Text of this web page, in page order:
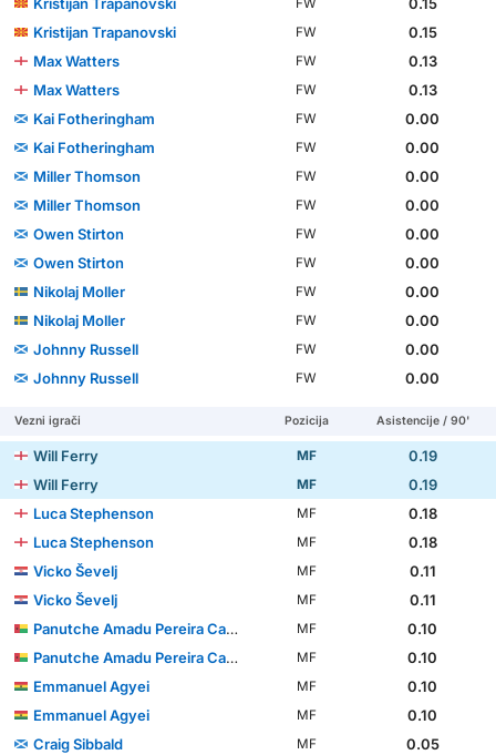
Kristijan Trapanovski
FW
0.15
Kristijan Trapanovski
FW
0.15
Max Watters
FW
0.13
Max Watters
FW
0.13
Kai Fotheringham
FW
0.00
Kai Fotheringham
FW
0.00
Miller Thomson
FW
0.00
Miller Thomson
FW
0.00
Owen Stirton
FW
0.00
Owen Stirton
FW
0.00
Nikolaj Moller
FW
0.00
Nikolaj Moller
FW
0.00
Johnny Russell
FW
0.00
Johnny Russell
FW 0.00
Vezni igrači Pozicija Asistencije / 90'
Will Ferry MF
0.19
Will Ferry
MF
0.19
Luca Stephenson
MF
0.18
Luca Stephenson
MF
0.18
Vicko Ševelj
MF
0.11
Vicko Ševelj
MF
0.11
Panutche Amadu Pereira Camará
MF
0.10
Panutche Amadu Pereira Camará
MF
0.10
Emmanuel Agyei
MF
0.10
Emmanuel Agyei
MF
0.10
Craig Sibbald
MF
0.05